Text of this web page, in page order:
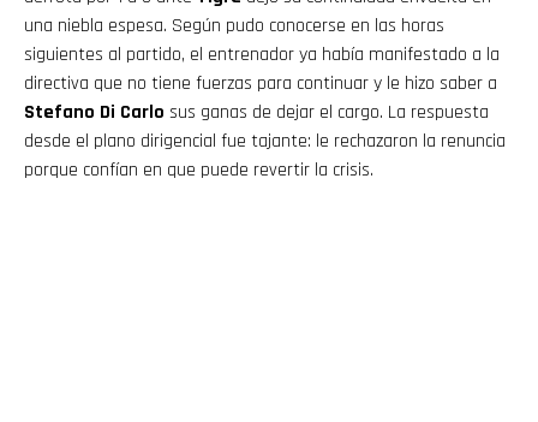
una niebla espesa. Según pudo conocerse en las horas
siguientes al partido, el entrenador ya había manifestado a la
directiva que no tiene fuerzas para continuar y le hizo saber a
Stefano Di Carlo sus ganas de dejar el cargo. La respuesta
desde el plano dirigencial fue tajante: le rechazaron la renuncia
porque confían en que puede revertir la crisis.